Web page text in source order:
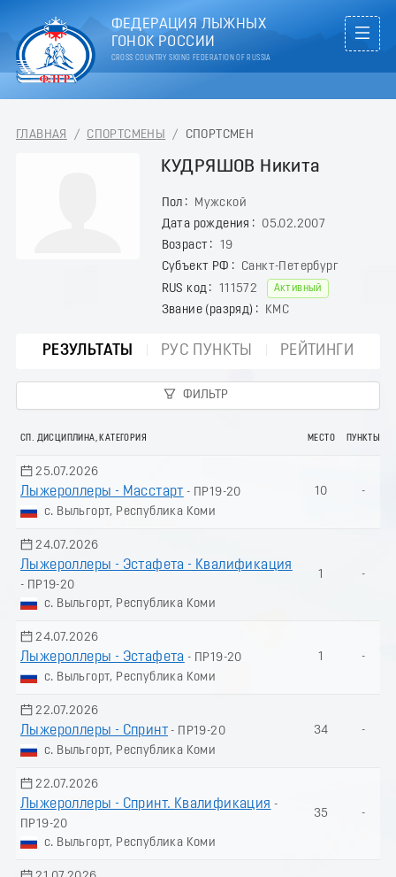
ФЕДЕРАЦИЯ ЛЫЖНЫХ
ГОНОК РОССИИ
CROSS COUNTRY SKIING FEDERATION OF RUSSIA
ГЛАВНАЯ / СПОРТСМЕНЫ / СПОРТСМЕН
КУДРЯШОВ Никита
Пол
Мужской
Дата рождения
05.02.2007
Возраст
19
Субъект РФ
Санкт-Петербург
RUS код
111572 Активный
Звание (разряд) КМС
РЕЗУЛЬТАТЫ РУС ПУНКТЫ РЕЙТИНГИ
ФИЛЬТР
СП. ДИСЦИПЛИНА, КАТЕГОРИЯ МЕСТО ПУНКТЫ
25.07.2026
Лыжероллеры - Масстарт - ПР19-20
с. Выльгорт, Республика Коми
10 -
24.07.2026
Лыжероллеры - Эстафета - Квалификация
- ПР19-20
с. Выльгорт, Республика Коми
1 -
24.07.2026
Лыжероллеры - Эстафета - ПР19-20
с. Выльгорт, Республика Коми
1 -
22.07.2026
Лыжероллеры - Спринт - ПР19-20
с. Выльгорт, Республика Коми
34 -
22.07.2026
Лыжероллеры - Спринт. Квалификация -
ПР19-20
с. Выльгорт, Республика Коми
35 -